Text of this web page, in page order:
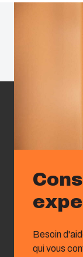
Besoin
qui vous